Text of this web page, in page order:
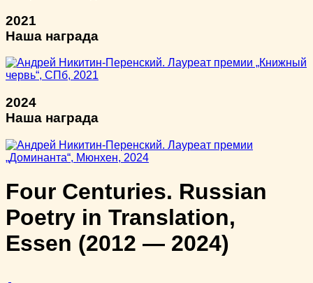
2021
Наша награда
2024
Наша награда
Four Centuries. Russian
Poetry in Translation,
Essen (2012 — 2024)